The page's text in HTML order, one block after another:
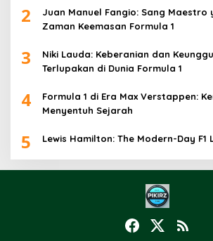
2
Juan Manuel Fangio: Sang Maestro
Zaman Keemasan Formula 1
3
Niki Lauda: Keberanian dan
Terlupakan di Dunia Formula 1
4
Formula 1 di Era Max Verstappen:
Menyentuh Sejarah
5 Lewis Hamilton: The Modern-Day F1